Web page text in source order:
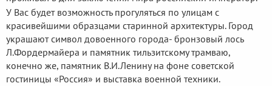
У Вас будет возможность прогуляться по улицам с
красивейшими образцами старинной архитектуры. Город
украшают символ довоенного города- бронзовый лось
Л.Фордермайера и памятник тильзитскому трамваю,
конечно же, памятник В.И.Ленину на фоне советской
гостиницы «Россия» и выставка военной техники.